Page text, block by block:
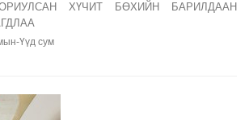
ХҮЧИТ БӨХИЙН БАРИЛДААН
Үүд сум